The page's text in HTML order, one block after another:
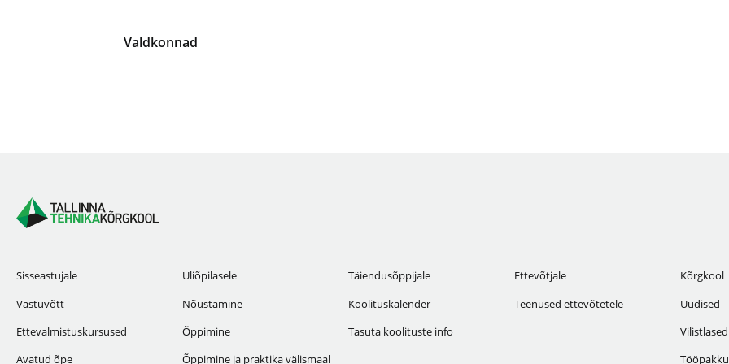
Valdkonnad
Sisseastujale
Vastuvõtt
Ettevalmistuskursused
Avatud õpe
Üliõpilasele
Nõustamine
Õppimine
Õppimine ja praktika välismaal
Täiendusõppijale
Koolituskalender
Tasuta koolituste info
Ettevõtjale
Teenused ettevõtetele
Kõrgkool
Uudised
Vilistlased